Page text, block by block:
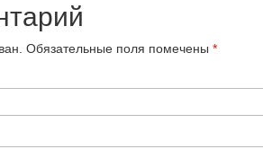
Обязательные поля помечены *